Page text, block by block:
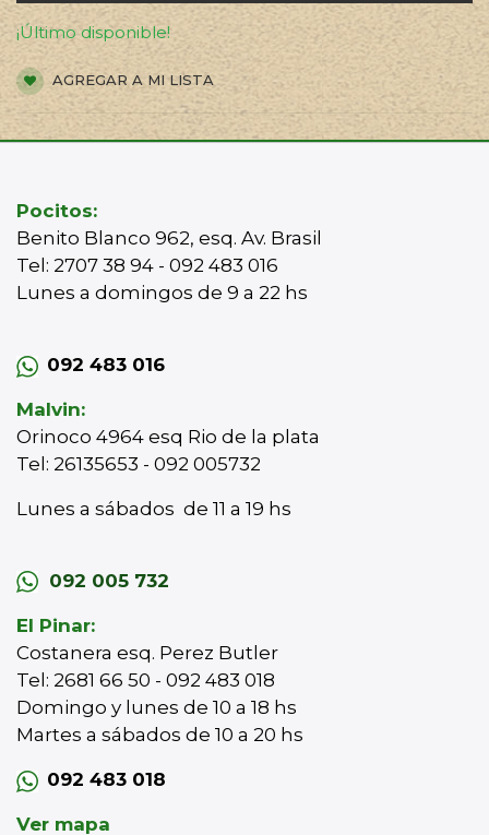
¡Último disponible!
AGREGAR A MI LISTA
Pocitos:
Benito Blanco 962, esq. Av. Brasil
Tel: 2707 38 94 - 092 483 016
Lunes a domingos de 9 a 22 hs
092 483 016
Malvin:
Orinoco 4964 esq Rio de la plata
Tel: 26135653 - 092 005732
Lunes a sábados de 11 a 19 hs
092 005 732
El Pinar:
Costanera esq. Perez Butler
Tel: 2681 66 50 - 092 483 018
Domingo y lunes de 10 a 18 hs
Martes a sábados de 10 a 20 hs
092 483 018
Ver mapa